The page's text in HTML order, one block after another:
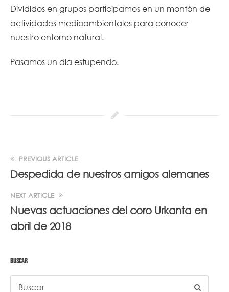
Divididos en grupos participamos en un montón de
actividades medioambientales para conocer
nuestro entorno natural.
Pasamos un día estupendo.
PREVIOUS ARTICLE
Despedida de nuestros amigos alemanes
NEXT ARTICLE
Nuevas actuaciones del coro Urkanta en
abril de 2018
BUSCAR